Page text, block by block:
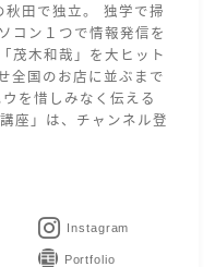
秋田で独立。 独学で掃
コン１つで情報発信を
茂木和哉」を大ヒット
全国のお店に並ぶまで
を惜しみなく伝える
座」は、チャンネル登
Instagram
Contact